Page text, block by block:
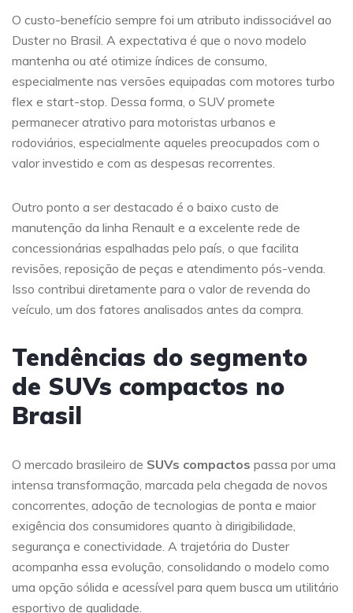
O custo-benefício sempre foi um atributo indissociável ao
Duster no Brasil. A expectativa é que o novo modelo
mantenha ou até otimize índices de consumo,
especialmente nas versões equipadas com motores turbo
flex e start-stop. Dessa forma, o SUV promete
permanecer atrativo para motoristas urbanos e
rodoviários, especialmente aqueles preocupados com o
valor investido e com as despesas recorrentes.
Outro ponto a ser destacado é o baixo custo de
manutenção da linha Renault e a excelente rede de
concessionárias espalhadas pelo país, o que facilita
revisões, reposição de peças e atendimento pós-venda.
Isso contribui diretamente para o valor de revenda do
veículo, um dos fatores analisados antes da compra.
Tendências do segmento
de SUVs compactos no
Brasil
O mercado brasileiro de SUVs compactos passa por uma
intensa transformação, marcada pela chegada de novos
concorrentes, adoção de tecnologias de ponta e maior
exigência dos consumidores quanto à dirigibilidade,
segurança e conectividade. A trajetória do Duster
acompanha essa evolução, consolidando o modelo como
uma opção sólida e acessível para quem busca um utilitário
esportivo de qualidade.